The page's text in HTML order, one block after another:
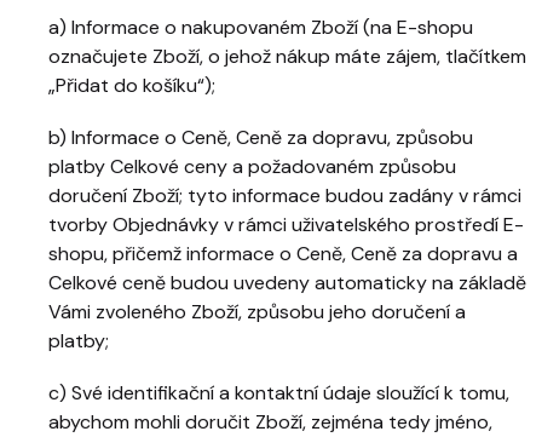
a) Informace o nakupovaném Zboží (na E-shopu
označujete Zboží, o jehož nákup máte zájem, tlačítkem
„Přidat do košíku“);
b) Informace o Ceně, Ceně za dopravu, způsobu
platby Celkové ceny a požadovaném způsobu
doručení Zboží; tyto informace budou zadány v rámci
tvorby Objednávky v rámci uživatelského prostředí E-
shopu, přičemž informace o Ceně, Ceně za dopravu a
Celkové ceně budou uvedeny automaticky na základě
Vámi zvoleného Zboží, způsobu jeho doručení a
platby;
c) Své identifikační a kontaktní údaje sloužící k tomu,
abychom mohli doručit Zboží, zejména tedy jméno,